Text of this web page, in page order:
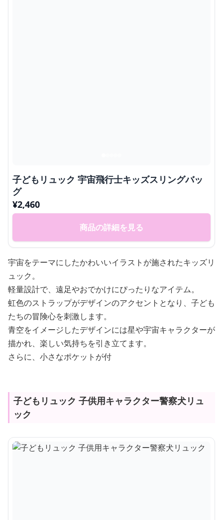
子どもリュック 宇宙飛行士キッズスリングバッ
グ
¥2,460
商品の詳細を見る
宇宙をテーマにしたかわいいイラストが施されたキッズリ
ュック。
軽量設計で、遠足やおでかけにぴったりなアイテム。
虹色のストラップがデザインのアクセントとなり、子ども
たちの冒険心を刺激します。
青空をイメージしたデザインには星や宇宙キャラクターが
描かれ、楽しい気持ちを引き立てます。
さらに、小さなポケットが付
子どもリュック 子供用キャラクター警察犬リュ
ック